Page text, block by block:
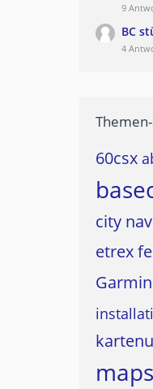
9
BC
4
60csx
city
etrex
Garmin